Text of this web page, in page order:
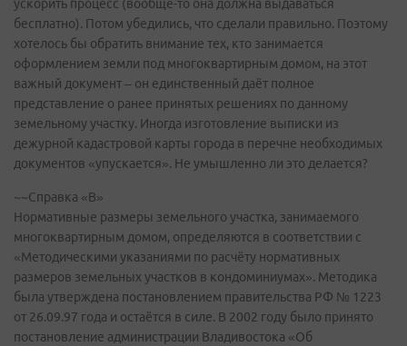
ускорить процесс (вообще-то она должна выдаваться
бесплатно). Потом убедились, что сделали правильно. Поэтому
хотелось бы обратить внимание тех, кто занимается
оформлением земли под многоквартирным домом, на этот
важный документ – он единственный даёт полное
представление о ранее принятых решениях по данному
земельному участку. Иногда изготовление выписки из
дежурной кадастровой карты города в перечне необходимых
документов «упускается». Не умышленно ли это делается?
~~Справка «В»
Нормативные размеры земельного участка, занимаемого
многоквартирным домом, определяются в соответствии с
«Методическими указаниями по расчёту нормативных
размеров земельных участков в кондоминиумах». Методика
была утверждена постановлением правительства РФ № 1223
от 26.09.97 года и остаётся в силе. В 2002 году было принято
постановление администрации Владивостока «Об